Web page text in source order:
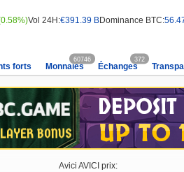
Vol 24H:€391.39 BDominance BTC:
forts Monnaies
60746
Échanges
372
Avici AVICI prix: